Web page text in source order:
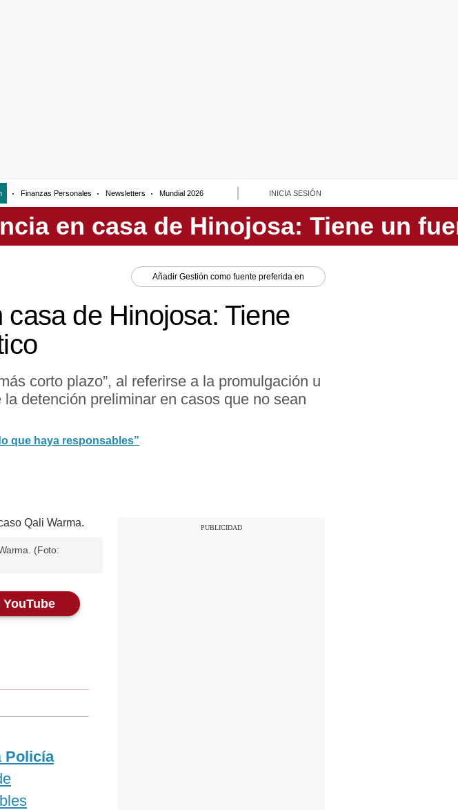
Finanzas Personales Newsletters Mundial 2026 INICIA SESIÓN
Añadir Gestión como fuente preferida en
de Hinojosa: Tiene
corto plazo”, al referirse a la promulgación u
detención preliminar en casos que no sean
que haya responsables”
(Foto:
Policía